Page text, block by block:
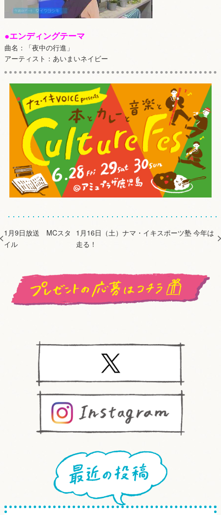
●エンディングテーマ
曲名：「夜中の行進」
アーティスト： あいまいネイビー
1月9日放送 MCスタ
イル
1月16日（土）ナマ・イキスポーツ塾 今年は
走る！